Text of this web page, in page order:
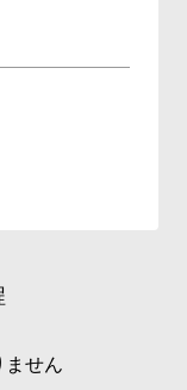
せん